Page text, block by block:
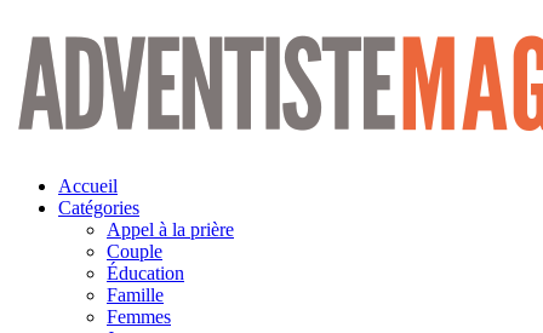
Aller
contenu
Accueil
Catégories
Appel à la prière
Couple
Éducation
Famille
Femmes